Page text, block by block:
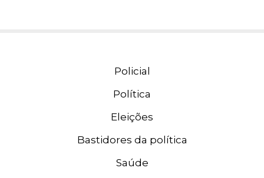
Policial
Política
Eleições
Bastidores da política
Saúde